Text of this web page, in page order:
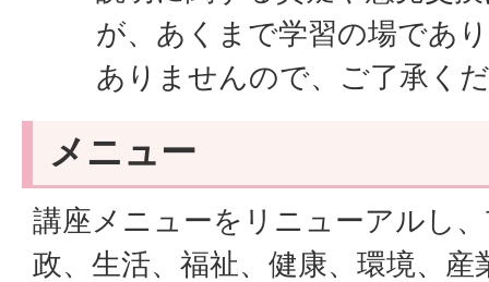
が、あくまで学習の場であ
ありませんので、ご了承く
メニュー
講座メニューをリニューアルし
政、生活、福祉、健康、環境、産